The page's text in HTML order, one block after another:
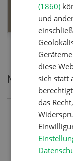
von
(1860)
und
diese
sich statt
das